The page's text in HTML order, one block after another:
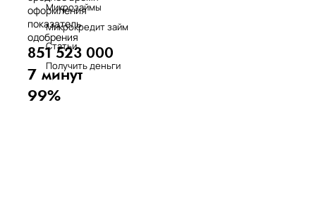
Микрозаймы
Микрокредит займ
Статьи
Получить деньги
оформления
показатель
одобрения
851 523 000
7 минут
99%